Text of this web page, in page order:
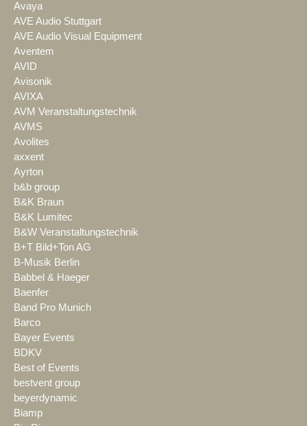
Avaya
AVE Audio Stuttgart
AVE Audio Visual Equipment
Aventem
AVID
Avisonik
AVIXA
AVM Veranstaltungstechnik
AVMS
Avolites
axxent
Ayrton
b&b group
B&K Braun
B&K Lumitec
B&W Veranstaltungstechnik
B+T Bild+Ton AG
B-Musik Berlin
Babbel & Haeger
Baenfer
Band Pro Munich
Barco
Bayer Events
BDKV
Best of Events
bestvent group
beyerdynamic
Biamp